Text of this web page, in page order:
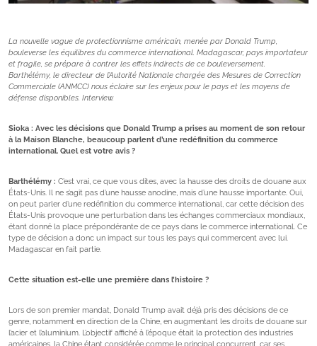
La nouvelle vague de protectionnisme américain, menée par Donald Trump,
bouleverse les équilibres du commerce international. Madagascar, pays importateur
et fragile, se prépare à contrer les effets indirects de ce bouleversement.
Barthélémy, le directeur de l’Autorité Nationale chargée des Mesures de Correction
Commerciale (ANMCC) nous éclaire sur les enjeux pour le pays et les moyens de
défense disponibles. Interview.
Sioka : Avec les décisions que Donald Trump a prises au moment de son retour
à la Maison Blanche, beaucoup parlent d’une redéfinition du commerce
international. Quel est votre avis ?
Barthélémy : C’est vrai, ce que vous dites, avec la hausse des droits de douane aux
États-Unis. Il ne s’agit pas d’une hausse anodine, mais d’une hausse importante. Oui,
on peut parler d’une redéfinition du commerce international, car cette décision des
États-Unis provoque une perturbation dans les échanges commerciaux mondiaux,
étant donné la place prépondérante de ce pays dans le commerce international. Ce
type de décision a donc un impact sur tous les pays qui commercent avec lui.
Madagascar en fait partie.
Cette situation est-elle une première dans l’histoire ?
Lors de son premier mandat, Donald Trump avait déjà pris des décisions de ce
genre, notamment en direction de la Chine, en augmentant les droits de douane sur
l’acier et l’aluminium. L’objectif affiché à l’époque était la protection des industries
américaines, la Chine étant considérée comme le principal concurrent, car ses